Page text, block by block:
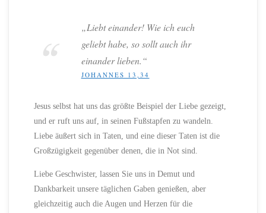
„Liebt einander! Wie ich euch
geliebt habe, so sollt auch ihr
einander lieben.“
JOHANNES 13,34
Jesus selbst hat uns das größte Beispiel der Liebe gezeigt,
und er ruft uns auf, in seinen Fußstapfen zu wandeln.
Liebe äußert sich in Taten, und eine dieser Taten ist die
Großzügigkeit gegenüber denen, die in Not sind.
Liebe Geschwister, lassen Sie uns in Demut und
Dankbarkeit unsere täglichen Gaben genießen, aber
gleichzeitig auch die Augen und Herzen für die